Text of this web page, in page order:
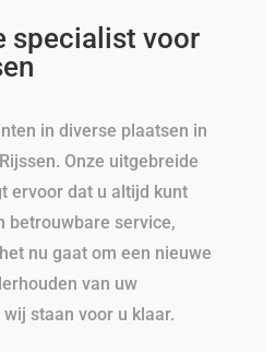
specialist voor
in diverse plaatsen in
Onze uitgebreide
ervoor dat u altijd kunt
betrouwbare service,
nu gaat om een nieuwe
van uw
staan voor u klaar.